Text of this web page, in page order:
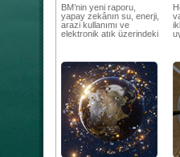
BM’nin yeni raporu,
yapay zekânın su, enerji,
arazi kullanımı ve
elektronik atık üzerindeki